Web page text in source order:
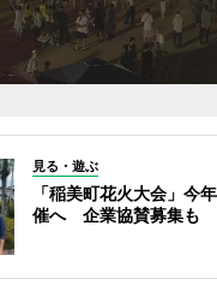
見る・遊ぶ
「稲美町花火大会」今
催へ 企業協賛募集も